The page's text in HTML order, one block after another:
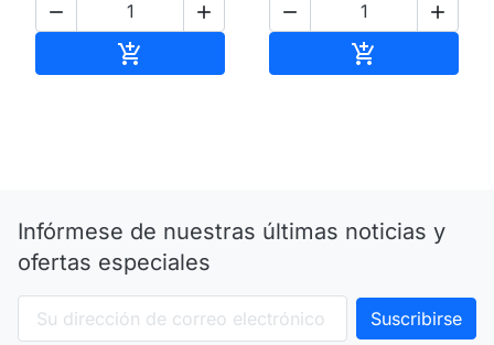
 

 

Infórmese de nuestras últimas noticias y
ofertas especiales